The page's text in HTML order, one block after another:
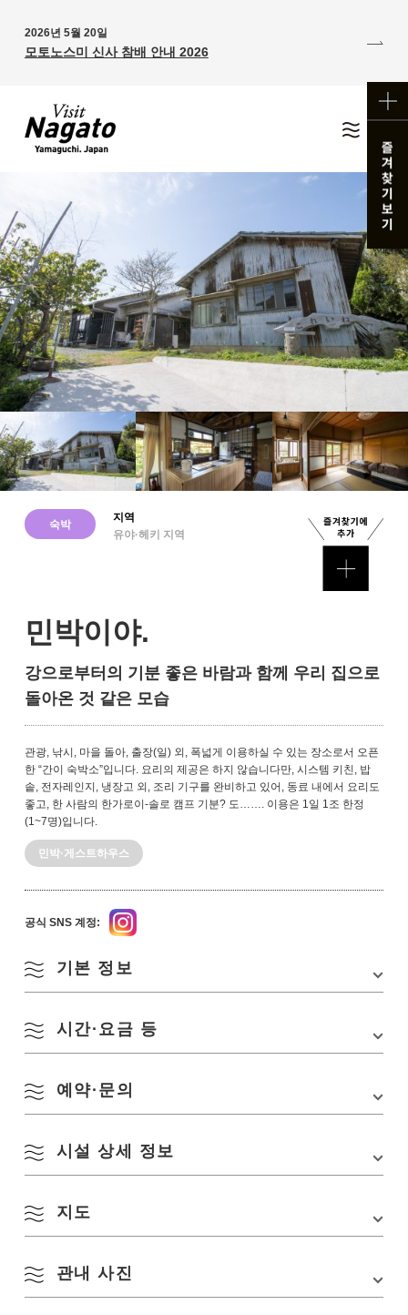
2026년 5월 20일
모토노스미 신사 참배 안내 2026
숙박
지역
유야·헤키 지역
민박이야.
강으로부터의 기분 좋은 바람과 함께 우리 집으로
돌아온 것 같은 모습
관광, 낚시, 마을 돌아, 출장(일) 외, 폭넓게 이용하실 수 있는 장소로서 오픈
한 “간이 숙박소”입니다. 요리의 제공은 하지 않습니다만, 시스템 키친, 밥
솥, 전자레인지, 냉장고 외, 조리 기구를 완비하고 있어, 동료 내에서 요리도
좋고, 한 사람의 한가로이-솔로 캠프 기분? 도……. 이용은 1일 1조 한정
(1~7명)입니다.
민박·게스트하우스
공식 SNS 계정:
기본 정보
주소
〒759-4501 야마구치현 나가토시 유야쿠라오다
TEL
주차장 있음(5대)
공식 SNS 계정
시간·요금 등
정기휴무
※1일 1조(7명까지 숙박 가능)
※숙박 없음 이용 1인 500엔
체크아웃 10:00
예약·문의
식당 카페 솔레이네
시설 상세 정보
객실·객실시설
인터넷 접속
지도
관내 사진